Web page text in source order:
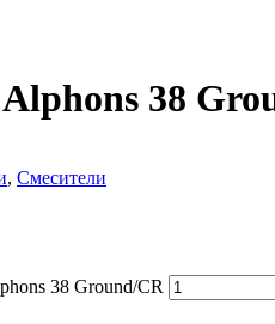
38
, Смесители
38 Ground/CR